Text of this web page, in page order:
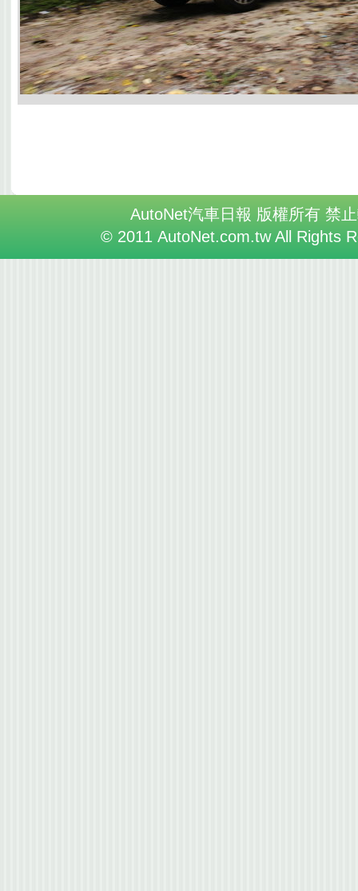
AutoNet汽車日報 版權所有 禁
© 2011 AutoNet.com.tw All Rights